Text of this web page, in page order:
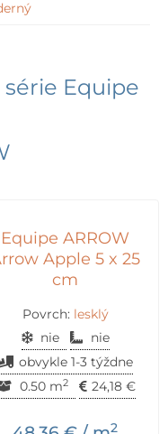
Equipe
Equipe ARROW
Apple 5 x 25
cm
Povrch: lesklý
nie
nie
obvykle 1-3 týždne
0.50 m2 24,18 €
2